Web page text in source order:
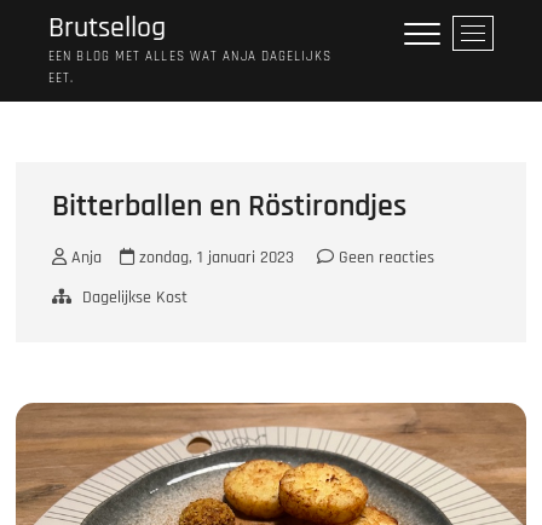
Brutsellog
EEN BLOG MET ALLES WAT ANJA DAGELIJKS
EET.
M
e
Bitterballen en Röstirondjes
Anja zondag, 1 januari 2023
Geen reacties
Dagelijkse Kost